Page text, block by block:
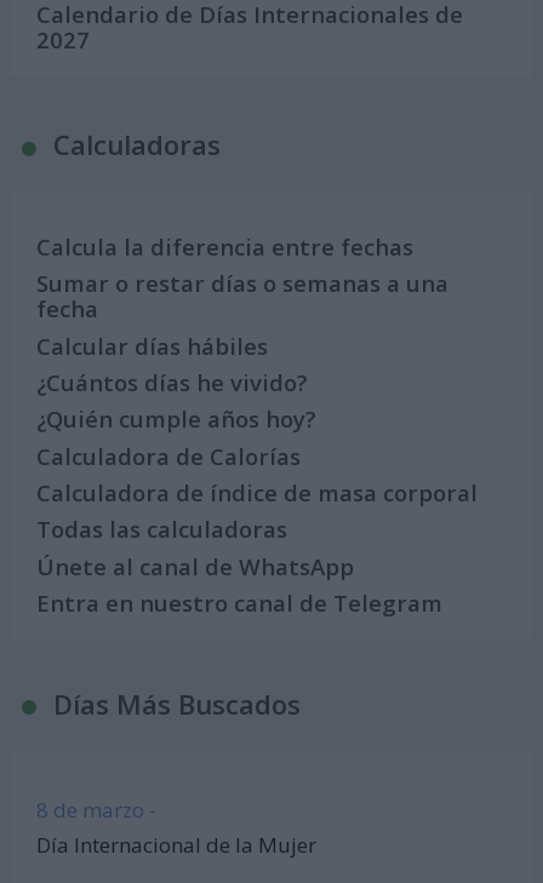
Calendario de Días Internacionales de
2027
Calculadoras
Calcula la diferencia entre fechas
Sumar o restar días o semanas a una
fecha
Calcular días hábiles
¿Cuántos días he vivido?
¿Quién cumple años hoy?
Calculadora de Calorías
Calculadora de índice de masa corporal
Todas las calculadoras
Únete al canal de WhatsApp
Entra en nuestro canal de Telegram
Días Más Buscados
8 de marzo -
Día Internacional de la Mujer